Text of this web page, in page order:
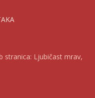
stranica: Ljubičast mrav,